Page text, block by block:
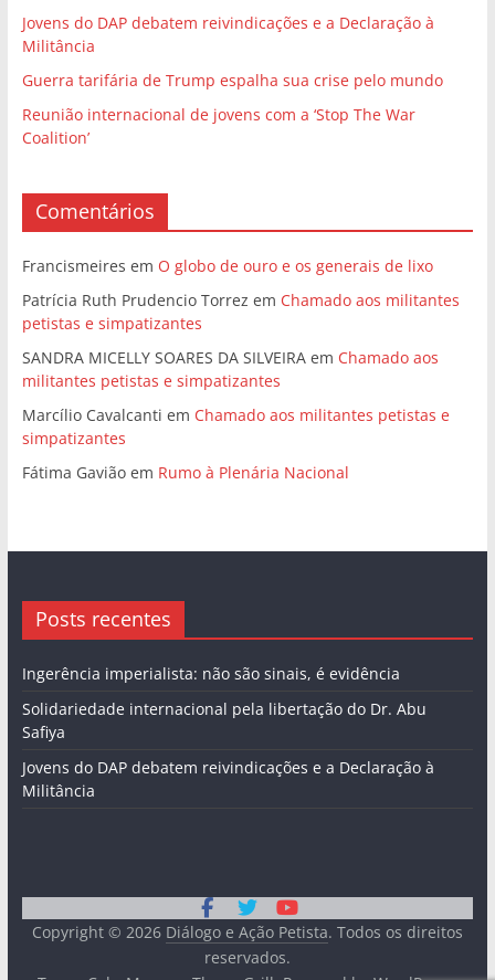
Jovens do DAP debatem reivindicações e a Declaração à
Militância
Guerra tarifária de Trump espalha sua crise pelo mundo
Reunião internacional de jovens com a ‘Stop The War
Coalition’
Comentários
Francismeires em O globo de ouro e os generais de lixo
Patrícia Ruth Prudencio Torrez em Chamado aos militantes
petistas e simpatizantes
SANDRA MICELLY SOARES DA SILVEIRAem Chamado aos
militantes petistas e simpatizantes
Marcílio Cavalcanti em Chamado aos militantes petistas e
simpatizantes
Fátima Gaviãoem Rumo à Plenária Nacional
Posts recentes
Ingerência imperialista: não são sinais, é evidência
Solidariedade internacional pela libertação do Dr. Abu
Safiya
Jovens do DAP debatem reivindicações e a Declaração à
Militância
Copyright © 2026 Diálogo e Ação Petista. Todos os direitos
reservados.